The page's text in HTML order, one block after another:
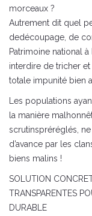
morceaux ?
Autrement dit quel
dedécoupage, de
Patrimoine national
interdire de tricher
totale impunité bien
Les populations
la manière
scrutinspréréglés,
d’avance par les
biens malins !
SOLUTION
TRANSPARENTES
DURABLE